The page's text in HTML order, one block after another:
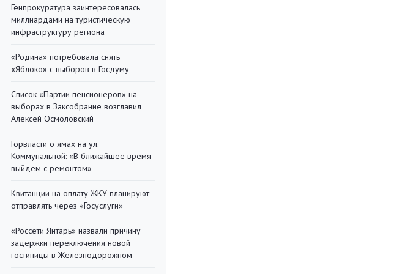
Генпрокуратура заинтересовалась
миллиардами на туристическую
инфраструктуру региона
«Родина» потребовала снять
«Яблоко» с выборов в Госдуму
Список «Партии пенсионеров» на
выборах в Заксобрание возглавил
Алексей Осмоловский
Горвласти о ямах на ул.
Коммунальной: «В ближайшее время
выйдем с ремонтом»
Квитанции на оплату ЖКУ планируют
отправлять через «Госуслуги»
«Россети Янтарь» назвали причину
задержки переключения новой
гостиницы в Железнодорожном